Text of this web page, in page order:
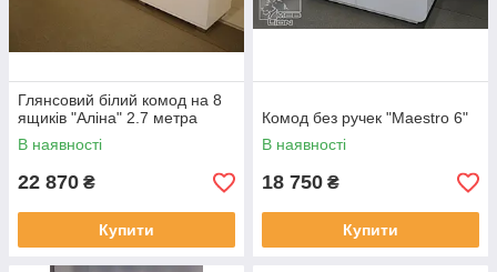
Глянсовий білий комод на 8
ящиків "Аліна" 2.7 метра
В наявності
22 870 ₴
Купити
Комод без ручек "Maestro 6"
В наявності
18 750 ₴
Купити